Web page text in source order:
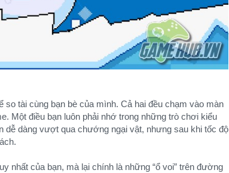
so tài cùng bạn bè của mình. Cả hai đều chạm vào màn
Một điều bạn luôn phải nhớ trong những trò chơi kiểu
dễ dàng vượt qua chướng ngại vật, nhưng sau khi tốc độ
nhất của bạn, mà lại chính là những “ổ voi” trên đường